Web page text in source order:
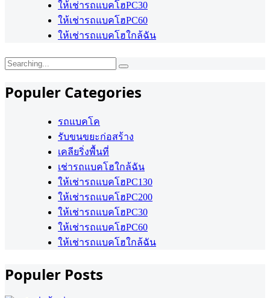
ให้เช่ารถแบคโฮPC30
ให้เช่ารถแบคโฮPC60
ให้เช่ารถแบคโฮใกล้ฉัน
Search
Populer Categories
รถแบคโค
รับขนขยะก่อสร้าง
เคลียริ่งพื้นที่
เช่ารถแบคโฮใกล้ฉัน
ให้เช่ารถแบคโฮPC130
ให้เช่ารถแบคโฮPC200
ให้เช่ารถแบคโฮPC30
ให้เช่ารถแบคโฮPC60
ให้เช่ารถแบคโฮใกล้ฉัน
Populer Posts